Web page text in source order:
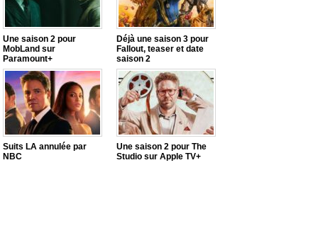
Une saison 2 pour
MobLand sur
Paramount+
Déjà une saison 3 pour
Fallout, teaser et date
saison 2
Suits LA annulée par
NBC
Une saison 2 pour The
Studio sur Apple TV+